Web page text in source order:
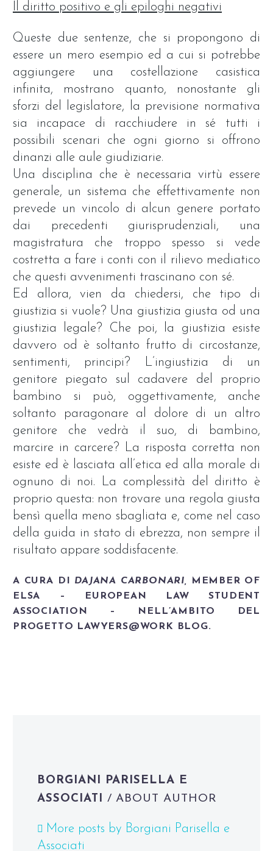
Il diritto positivo e gli epiloghi negativi
Queste due sentenze, che si propongono di
essere un mero esempio ed a cui si potrebbe
aggiungere una costellazione casistica
infinita, mostrano quanto, nonostante gli
sforzi del legislatore, la previsione normativa
sia incapace di racchiudere in sé tutti i
possibili scenari che ogni giorno si offrono
dinanzi alle aule giudiziarie.
Una disciplina che è necessaria virtù essere
generale, un sistema che effettivamente non
prevede un vincolo di alcun genere portato
dai precedenti giurisprudenziali, una
magistratura che troppo spesso si vede
costretta a fare i conti con il rilievo mediatico
che questi avvenimenti trascinano con sé.
Ed allora, vien da chiedersi, che tipo di
giustizia si vuole? Una giustizia giusta od una
giustizia legale? Che poi, la giustizia esiste
davvero od è soltanto frutto di circostanze,
sentimenti, principi? L’ingiustizia di un
genitore piegato sul cadavere del proprio
bambino si può, oggettivamente, anche
soltanto paragonare al dolore di un altro
genitore che vedrà il suo, di bambino,
marcire in carcere? La risposta corretta non
esiste ed è lasciata all’etica ed alla morale di
ognuno di noi. La complessità del diritto è
proprio questa: non trovare una regola giusta
bensì quella meno sbagliata e, come nel caso
della guida in stato di ebrezza, non sempre il
risultato appare soddisfacente.
A CURA DI DAJANA CARBONARI,
MEMBER OF
ELSA – EUROPEAN LAW STUDENT
ASSOCIATION – NELL’AMBITO DEL
PROGETTO LAWYERS@WORK BLOG.
BORGIANI PARISELLA E
ASSOCIATI / ABOUT AUTHOR
More posts by Borgiani Parisella e
Associati